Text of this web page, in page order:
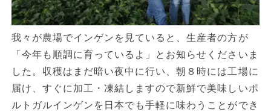
我々が農場でインゲンを見ていると、生産者の方が
「今年も順調に育っているよ」とお知らせくださいま
した。収穫はまだ暗い夜中に行い、朝８時には工場に
届け、すぐに加工・凍結しますので新鮮で美味しいポ
ルトガルインゲンを日本でも手軽に味わうことができ